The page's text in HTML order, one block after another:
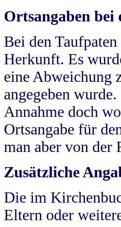
Ortsangaben bei
Bei den
Herkunft. Es
eine Abweichung
angegeben
Annahme doch
Ortsangabe für
man aber von der
Zusätzliche
Die im
Eltern oder